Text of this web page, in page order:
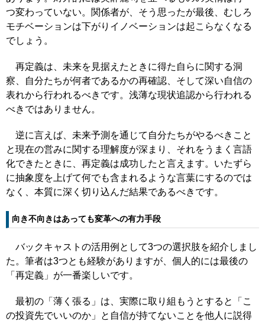
つ変わっていない。関係者が、そう思ったが最後、むしろ
モチベーションは下がりイノベーションは起こらなくなる
でしょう。
再定義は、未来を見据えたときに得た自らに関する洞
察、自分たちが何者であるかの再確認、そして深い自信の
表れから行われるべきです。浅薄な現状追認から行われる
べきではありません。
逆に言えば、未来予測を通じて自分たちがやるべきこと
と現在の営みに関する理解度が深まり、それをうまく言語
化できたときに、再定義は成功したと言えます。いたずら
に抽象度を上げて何でも含まれるような言葉にするのでは
なく、本質に深く切り込んだ結果であるべきです。
向き不向きはあっても変革への有力手段
バックキャストの活用例として3つの選択肢を紹介しまし
た。筆者は3つとも経験がありますが、個人的には最後の
「再定義」が一番楽しいです。
最初の「薄く張る」は、実際に取り組もうとすると「こ
の投資先でいいのか」と自信が持てないことを他人に説得